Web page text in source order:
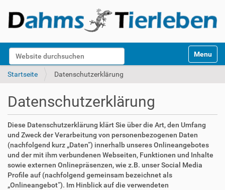
Website durchsuchen
k
Toggle
Startseite Datenschutzerklärung
Datenschutzerklärung
Diese Datenschutzerklärung klärt Sie über die Art, den Umfang
und Zweck der Verarbeitung von personenbezogenen Daten
(nachfolgend kurz „Daten“) innerhalb unseres Onlineangebotes
und der mit ihm verbundenen Webseiten, Funktionen und Inhalte
sowie externen Onlinepräsenzen, wie z.B. unser Social Media
Profile auf (nachfolgend gemeinsam bezeichnet als
„Onlineangebot“). Im Hinblick auf die verwendeten